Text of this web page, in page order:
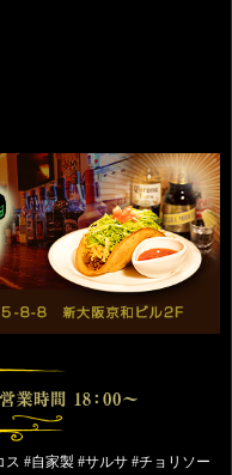
#自家製 #サルサ #チョリソー